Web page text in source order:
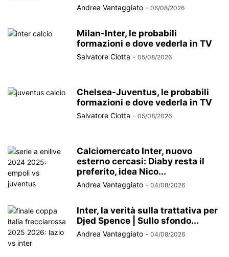
Andrea Vantaggiato - 06/08/2026
Milan-Inter, le probabili
formazioni e dove vederla in TV
Salvatore Ciotta - 05/08/2026
Chelsea-Juventus, le probabili
formazioni e dove vederla in TV
Salvatore Ciotta - 05/08/2026
Calciomercato Inter, nuovo
esterno cercasi: Diaby resta il
preferito, idea Nico...
Andrea Vantaggiato - 04/08/2026
Inter, la verità sulla trattativa per
Djed Spence | Sullo sfondo...
Andrea Vantaggiato - 04/08/2026